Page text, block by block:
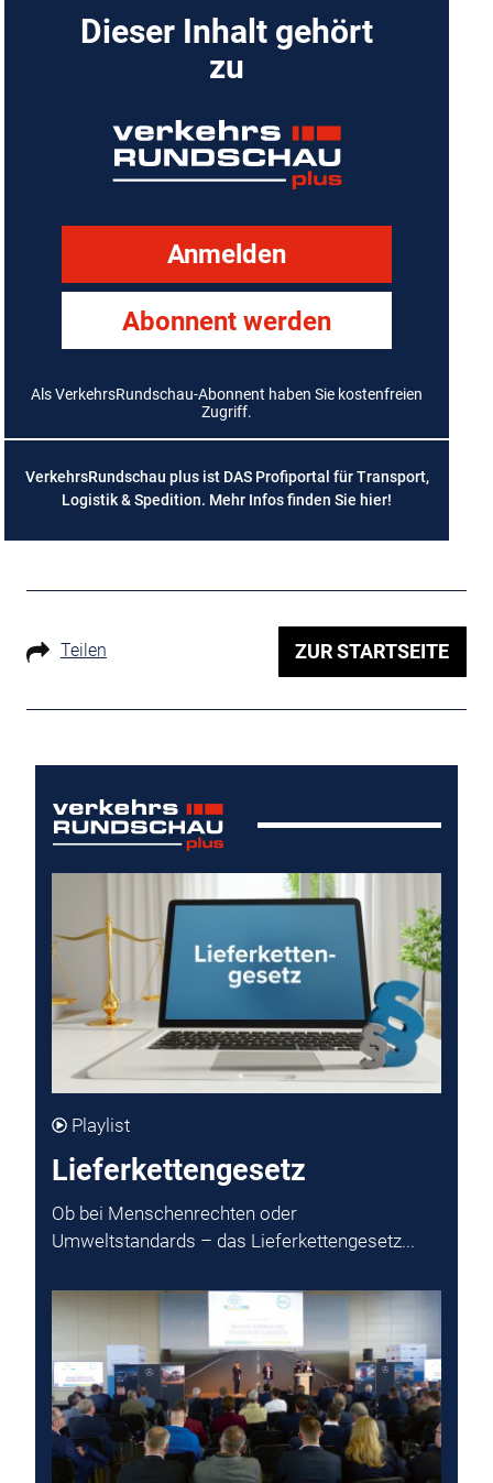
Dieser Inhalt gehört
zu
Anmelden
Abonnent werden
Als VerkehrsRundschau-Abonnent haben Sie kostenfreien
Zugriff.
VerkehrsRundschau plus ist DAS Profiportal für Transport,
Logistik & Spedition. Mehr Infos finden Sie hier!
Teilen ZUR STARTSEITE
Playlist
Lieferkettengesetz
Ob bei Menschenrechten oder
Umweltstandards – das Lieferkettengesetz...